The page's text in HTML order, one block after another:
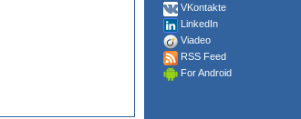
VKontakte
LinkedIn
Viadeo
RSS Feed
For Android